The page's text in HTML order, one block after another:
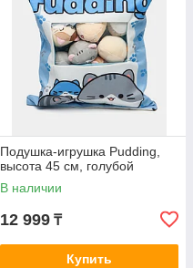
Подушка-игрушка Pudding,
высота 45 см, голубой
В наличии
12 999 ₸
Купить